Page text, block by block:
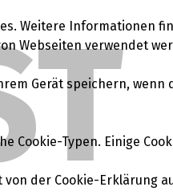
Weitere Informationen
Webseiten verwendet
Gerät speichern,
Cookie-Typen. Einige
der Cookie-Erklärung